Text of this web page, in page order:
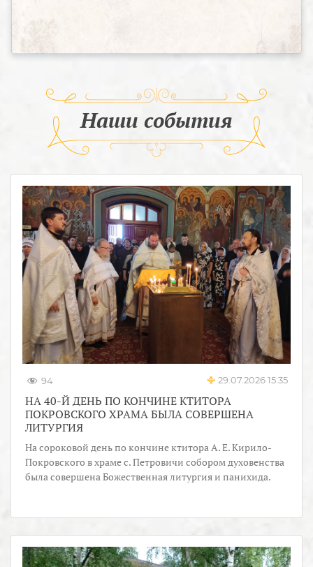
Наши события
94 29.07.2026 15:35
НА 40-Й ДЕНЬ ПО КОНЧИНЕ КТИТОРА
ПОКРОВСКОГО ХРАМА БЫЛА СОВЕРШЕНА
ЛИТУРГИЯ
На сороковой день по кончине ктитора А. Е. Кирило-
Покровского в храме с. Петровичи собором духовенства
была совершена Божественная литургия и панихида.